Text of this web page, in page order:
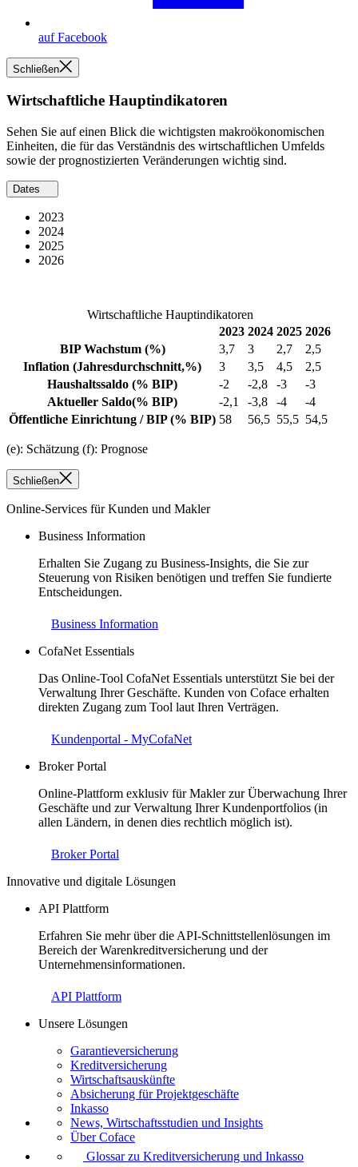
auf Facebook
Schließen
Wirtschaftliche Hauptindikatoren
Sehen Sie auf einen Blick die wichtigsten makroökonomischen
Einheiten, die für das Verständnis des wirtschaftlichen Umfelds
sowie der prognostizierten Veränderungen wichtig sind.
Dates
2023
2024
2025
2026
Wirtschaftliche Hauptindikatoren
2023 2024 2025 2026
BIP Wachstum (%) 3,7 3 2,7
2,5
Inflation (Jahresdurchschnitt,%) 3 3,5 4,5
2,5
Haushaltssaldo (% BIP) -2 -2,8 -3
-3
Aktueller Saldo(% BIP) -2,1 -3,8 -4
-4
Öffentliche Einrichtung / BIP(% BIP) 58 56,5 55,5 54,5
(e): Schätzung (f): Prognose
Schließen
Online-Services für Kunden und Makler
Business Information
Erhalten Sie Zugang zu Business-Insights, die Sie zur
Steuerung von Risiken benötigen und treffen Sie fundierte
Entscheidungen.
Business Information
CofaNet Essentials
Das Online-Tool CofaNet Essentials unterstützt Sie bei der
Verwaltung Ihrer Geschäfte. Kunden von Coface erhalten
direkten Zugang zum Tool laut Ihren Verträgen.
Kundenportal - MyCofaNet
Broker Portal
Online-Plattform exklusiv für Makler zur Überwachung Ihrer
Geschäfte und zur Verwaltung Ihrer Kundenportfolios (in
allen Ländern, in denen dies rechtlich möglich ist).
Broker Portal
Innovative und digitale Lösungen
API Plattform
Erfahren Sie mehr über die API-Schnittstellenlösungen im
Bereich der Warenkreditversicherung und der
Unternehmensinformationen.
API Plattform
Unsere Lösungen
Garantieversicherung
Kreditversicherung
Wirtschaftsauskünfte
Absicherung für Projektgeschäfte
Inkasso
News, Wirtschaftsstudien und Insights
Über Coface
Glossar zu Kreditversicherung und Inkasso